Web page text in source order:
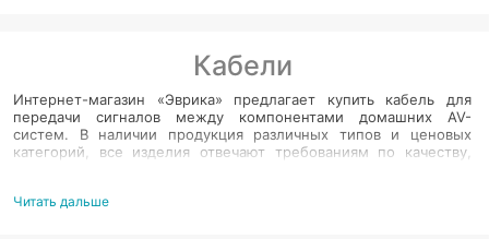
Кабели
Интернет-магазин «Эврика» предлагает купить кабель для
передачи сигналов между компонентами домашних AV-
систем. В наличии продукция различных типов и ценовых
категорий, все изделия отвечают требованиям по качеству,
лишних затрат. Типы, параметры и длина кабеля – обзор
Читать дальше